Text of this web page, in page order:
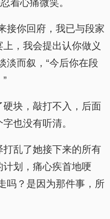
着心痛微笑。
接你回府，我已与段家
，我会提出认你做义
淡而叙，“今后你在段
块，敲打不入，后面
也没有听清。
乱了她接下来的所有
划，痛心疾首地哽
吗？是因为那件事，所